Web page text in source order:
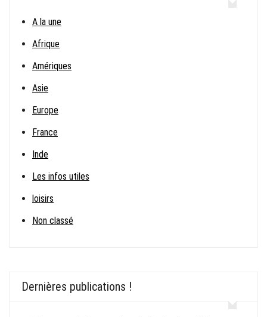
A la une
Afrique
Amériques
Asie
Europe
France
Inde
Les infos utiles
loisirs
Non classé
Dernières publications !